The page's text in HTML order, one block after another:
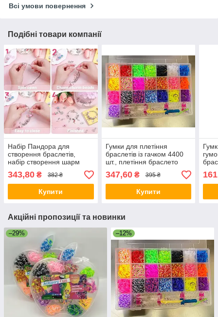
Всі умови повернення
Подібні товари компанії
Набір Пандора для
створення браслетів,
набір створення шарм
браслетів для дівчаток 60
шармів Рожеві
343,80 ₴ 382 ₴
Купити
Гумки для плетіння
браслетів із гачком 4400
шт., плетіння браслето
"Band Accessory Case" в
боксі
347,60₴ 395 ₴
Купити
Акційні пропозиції та новинки
–29% –12%